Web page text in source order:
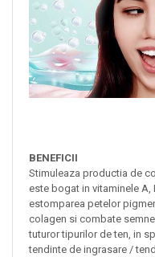
BENEFICII
Stimuleaza productia de
este bogat in vitaminele A,
estomparea petelor
colagen si combate
tuturor tipurilor de ten, in
tendinte de ingrasare /